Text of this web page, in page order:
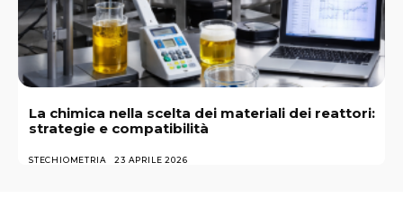
La chimica nella scelta dei materiali dei reattori:
strategie e compatibilità
STECHIOMETRIA 23 APRILE 2026